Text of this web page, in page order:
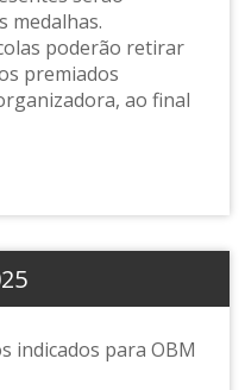
medalhas.
poderão retirar
premiados
ao final
indicados para OBM